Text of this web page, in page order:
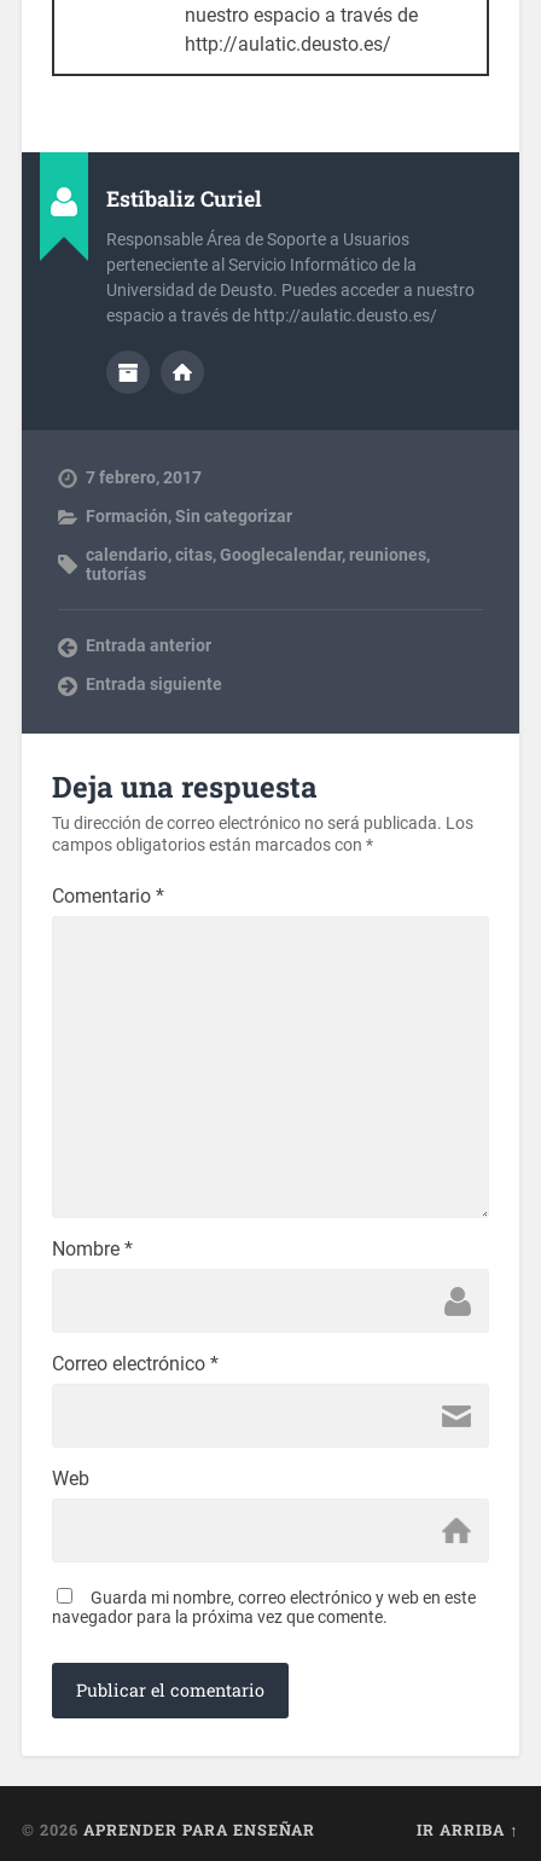
nuestro espacio a través de
http://aulatic.deusto.es/
Estíbaliz Curiel
Responsable Área de Soporte a Usuarios
perteneciente al Servicio Informático de la
Universidad de Deusto. Puedes acceder a nuestro
espacio a través de http://aulatic.deusto.es/
7 febrero, 2017
Formación,Sin categorizar
calendario,citas,Googlecalendar, reuniones,
tutorías
Entrada anterior
Entrada siguiente
Deja una respuesta
Tu dirección de correo electrónico no será publicada. Los
campos obligatorios están marcados con *
Comentario *
Nombre *
Correo electrónico *
Web
Guarda mi nombre, correo electrónico y web en este
navegador para la próxima vez que comente.
© 2026 APRENDER PARA ENSEÑAR IR ARRIBA ↑